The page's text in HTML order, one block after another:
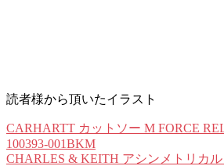
読者様から頂いたイラスト
CARHARTT カットソー M FORCE
100393-001BKM
CHARLES & KEITH アシンメトリカ